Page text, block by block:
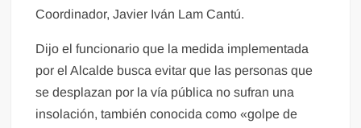
Coordinador, Javier Iván Lam Cantú.
Dijo el funcionario que la medida implementada
por el Alcalde busca evitar que las personas que
se desplazan por la vía pública no sufran una
insolación, también conocida como «golpe de